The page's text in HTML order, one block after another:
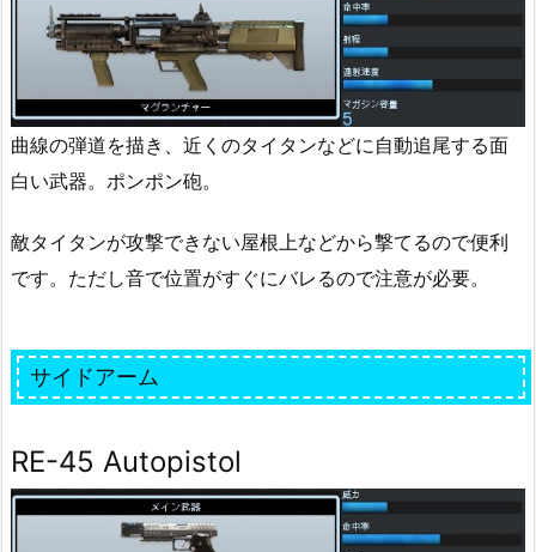
曲線の弾道を描き、近くのタイタンなどに自動追尾する面
白い武器。ポンポン砲。
敵タイタンが攻撃できない屋根上などから撃てるので便利
です。ただし音で位置がすぐにバレるので注意が必要。
サイドアーム
RE-45 Autopistol